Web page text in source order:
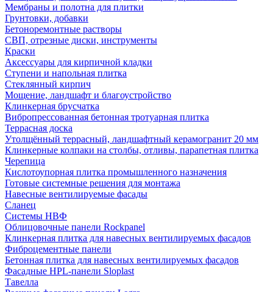
Мембраны и полотна для плитки
Грунтовки, добавки
Бетоноремонтные растворы
СВП, отрезные диски, инструменты
Краски
Аксессуары для кирпичной кладки
Ступени и напольная плитка
Cтеклянный кирпич
Мощение, ландшафт и благоустройство
Клинкерная брусчатка
Вибропрессованная бетонная тротуарная плитка
Террасная доска
Утолщённый террасный, ландшафтный керамогранит 20 мм
Клинкерные колпаки на столбы, отливы, парапетная плитка
Черепица
Кислотоупорная плитка промышленного назначения
Готовые системные решения для монтажа
Навесные вентилируемые фасады
Сланец
Системы НВФ
Облицовочные панели Rockpanel
Клинкерная плитка для навесных вентилируемых фасадов
Фиброцементные панели
Бетонная плитка для навесных вентилируемых фасадов
Фасадные HPL-панели Sloplast
Тавелла